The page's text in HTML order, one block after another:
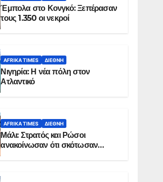
Έμπολα στο Κονγκό: Ξεπέρασαν
τους 1.350 οι νεκροί
AFRIKA TIMES ΔΙΕΘΝΉ
Νιγηρία: Η νέα πόλη στον
Ατλαντικό
AFRIKA TIMES ΔΙΕΘΝΉ
Μάλι: Στρατός και Ρώσοι
ανακοίνωσαν ότι σκότωσαν